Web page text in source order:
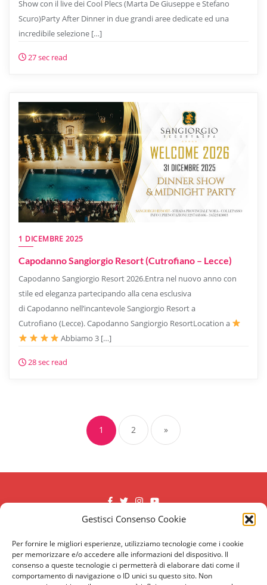
Gestisci Consenso Cookie
Per fornire le migliori esperienze, utilizziamo tecnologie come i cookie
per memorizzare e/o accedere alle informazioni del dispositivo. Il
consenso a queste tecnologie ci permetterà di elaborare dati come il
comportamento di navigazione o ID unici su questo sito. Non
Show con il live dei Cool Plecs (Marta De Giuseppe e Stefano
Scuro)Party After Dinner in due grandi aree dedicate ed una
incredibile selezione […]
27 sec read
1 DICEMBRE 2025
Capodanno Sangiorgio Resort (Cutrofiano – Lecce)
Capodanno Sangiorgio Resort 2026.Entra nel nuovo anno con
stile ed eleganza partecipando alla cena esclusiva
di Capodanno nell’incantevole Sangiorgio Resort a
Cutrofiano (Lecce). Capodanno Sangiorgio ResortLocation a
Abbiamo 3 […]
28 sec read
degli
articoli
1 2 »
Antica Rudiae
Capodanno a Lecce
Capodanno Uay Lecce
Cenone Sangiorgio Resort
Chiostro
Contatti
Dove festeggiare il Capodanno 2026 a Lecce?